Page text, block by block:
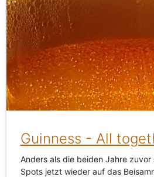
Guinness - All
Anders als die beiden Jahre
Spots jetzt wieder auf das